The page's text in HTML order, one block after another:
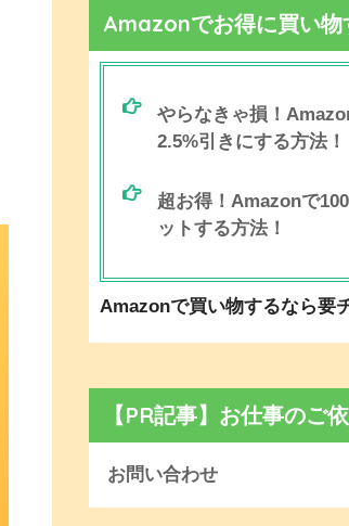
Amazonでお得に買い物
やらなきゃ損！
2.5%引きにする方法！
超お得！Amazonで
ットする方法！
Amazonで買い物するなら要
【PR記事】お仕事のご
お問い合わせ